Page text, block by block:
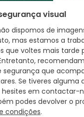
visual
dispomos de
mas estamos a
que voltes mais tarde
segurança que
Se tiveres alguma
em contactar-
podes devolver o
condições.